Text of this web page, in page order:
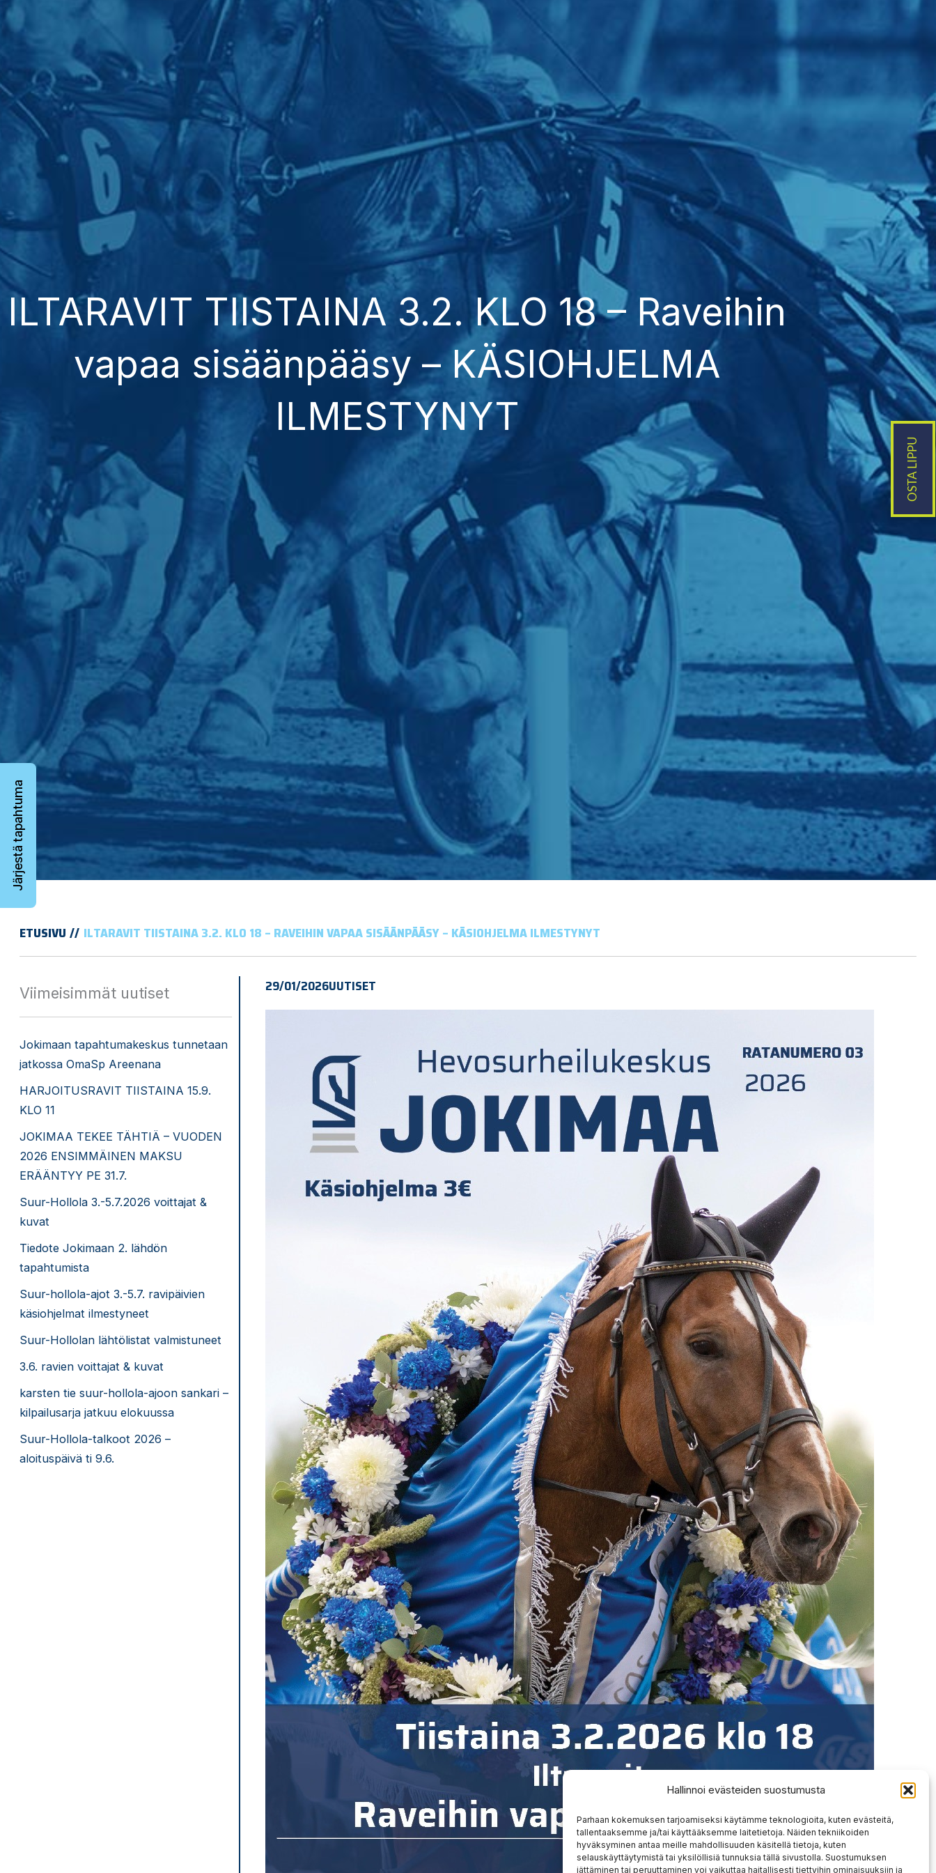
Hallinnoi evästeiden suostumusta
Parhaan kokemuksen tarjoamiseksi käytämme teknologioita, kuten evästeitä,
tallentaaksemme ja/tai käyttääksemme laitetietoja. Näiden tekniikoiden
hyväksyminen antaa meille mahdollisuuden käsitellä tietoja, kuten
selauskäyttäytymistä tai yksilöllisiä tunnuksia tällä sivustolla. Suostumuksen
jättäminen tai peruuttaminen voi vaikuttaa haitallisesti tiettyihin ominaisuuksiin ja
ILTARAVIT TIISTAINA 3.2. KLO 18 – Raveihin
vapaa sisäänpääsy – KÄSIOHJELMA
ILMESTYNYT
ETUSIVU ILTARAVIT TIISTAINA 3.2. KLO 18 – RAVEIHIN VAPAA SISÄÄNPÄÄSY – KÄSIOHJELMA ILMESTYNYT
Viimeisimmät uutiset
Jokimaan tapahtumakeskus tunnetaan
jatkossa OmaSp Areenana
HARJOITUSRAVIT TIISTAINA 15.9.
KLO 11
JOKIMAA TEKEE TÄHTIÄ – VUODEN
2026 ENSIMMÄINEN MAKSU
ERÄÄNTYY PE 31.7.
Suur-Hollola 3.-5.7.2026 voittajat &
kuvat
Tiedote Jokimaan 2. lähdön
tapahtumista
Suur-hollola-ajot 3.-5.7. ravipäivien
käsiohjelmat ilmestyneet
Suur-Hollolan lähtölistat valmistuneet
3.6. ravien voittajat & kuvat
karsten tie suur-hollola-ajoon sankari –
kilpailusarja jatkuu elokuussa
Suur-Hollola-talkoot 2026 –
aloituspäivä ti 9.6.
29/01/2026UUTISET
Järjestä tapahtuma